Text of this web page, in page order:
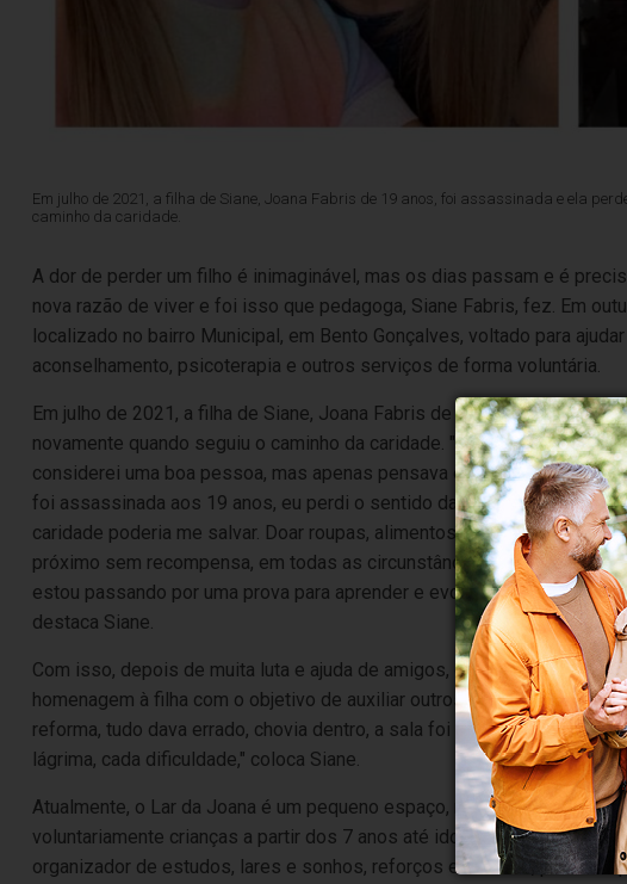
Em julho de 2021, a filha de Siane, Joana Fabris de 19 anos, foi assassinada e ela
caminho da caridade.
A dor de perder um filho é inimaginável, mas os dias passam e é
nova razão de viver e foi isso que pedagoga, Siane Fabris, fez. Em
localizado no bairro Municipal, em Bento Gonçalves, voltado para
aconselhamento, psicoterapia e outros serviços de forma voluntária.
Em julho de 2021, a filha de Siane, Joana Fabris de 19 anos, foi
novamente quando seguiu o caminho da caridade. "Eu vivia a Joana,
considerei uma boa pessoa, mas apenas pensava em mim, na Joana e
foi assassinada aos 19 anos, eu perdi o sentido da minha Vida. Li
caridade poderia me salvar. Doar roupas, alimentos, móveis é
próximo sem recompensa, em todas as circunstância, seja de
estou passando por uma prova para aprender e evoluir. Então, decidi
destaca Siane.
Com isso, depois de muita luta e ajuda de amigos, construiu o espaço
homenagem à filha com o objetivo de auxiliar outros jovens com o que
reforma, tudo dava errado, chovia dentro, a sala foi ampliada. Pensar
lágrima, cada dificuldade," coloca Siane.
Atualmente, o Lar da Joana é um pequeno espaço, mas muito
voluntariamente crianças a partir dos 7 anos até idosos (moradores do
organizador de estudos, lares e sonhos, reforços escolares,